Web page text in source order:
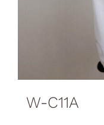
W-C11A